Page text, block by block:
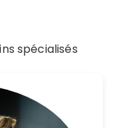
spécialisés